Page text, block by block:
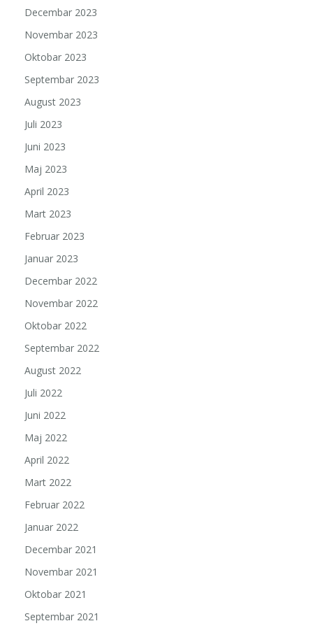
Decembar 2023
Novembar 2023
Oktobar 2023
Septembar 2023
August 2023
Juli 2023
Juni 2023
Maj 2023
April 2023
Mart 2023
Februar 2023
Januar 2023
Decembar 2022
Novembar 2022
Oktobar 2022
Septembar 2022
August 2022
Juli 2022
Juni 2022
Maj 2022
April 2022
Mart 2022
Februar 2022
Januar 2022
Decembar 2021
Novembar 2021
Oktobar 2021
Septembar 2021